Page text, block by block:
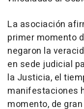
La asociación
primer momento
negaron la
en sede judicial
la Justicia, el
manifestaciones
momento, de